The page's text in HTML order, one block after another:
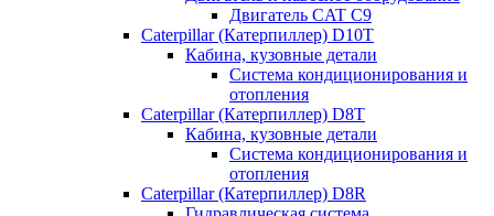
Двигатель CAT C9
Caterpillar (Катерпиллер) D10T
Кабина, кузовные детали
Система кондиционирования и
отопления
Caterpillar (Катерпиллер) D8T
Кабина, кузовные детали
Система кондиционирования и
отопления
Caterpillar (Катерпиллер) D8R